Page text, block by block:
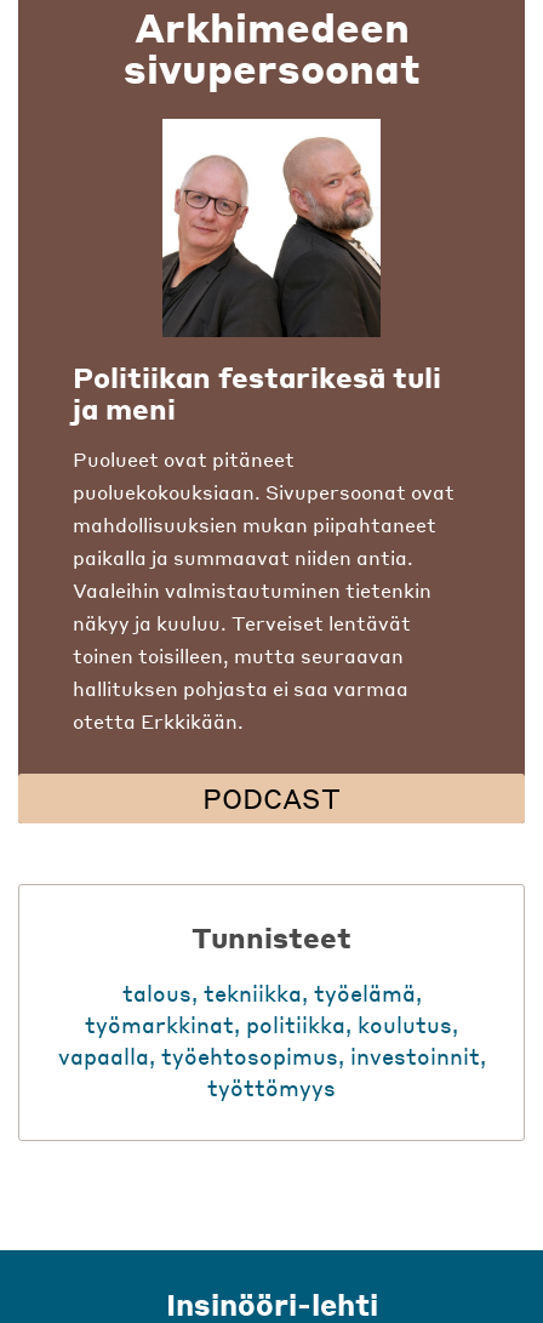
Arkhimedeen
sivupersoonat
Politiikan festarikesä tuli
ja meni
Puolueet ovat pitäneet
puoluekokouksiaan. Sivupersoonat ovat
mahdollisuuksien mukan piipahtaneet
paikalla ja summaavat niiden antia.
Vaaleihin valmistautuminen tietenkin
näkyy ja kuuluu. Terveiset lentävät
toinen toisilleen, mutta seuraavan
hallituksen pohjasta ei saa varmaa
otetta Erkkikään.
PODCAST
Tunnisteet
talous, tekniikka, työelämä,
työmarkkinat, politiikka, koulutus,
vapaalla, työehtosopimus, investoinnit,
työttömyys
Insinööri-lehti